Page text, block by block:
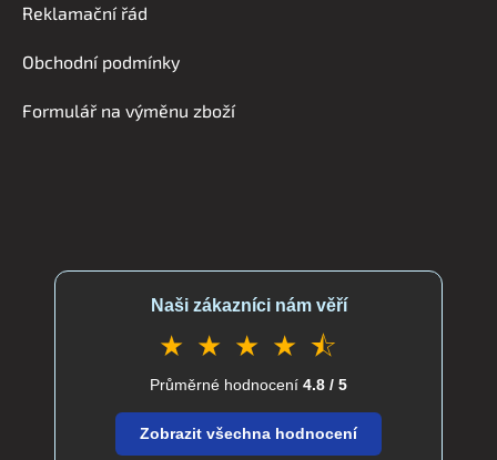
Reklamační řád
Obchodní podmínky
Formulář na výměnu zboží
Naši zákazníci nám věří
★ ★ ★ ★ ⯪
Průměrné hodnocení 4.8 / 5
Zobrazit všechna hodnocení